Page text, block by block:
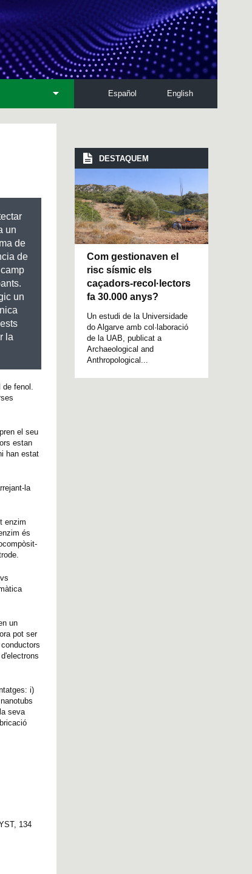
English
Español
un
de
de
un
la
de fenol.
el seu
estan
han estat
la
enzim
és
un
pot ser
i)
seva
134
DESTAQUEM
Com gestionaven el
risc sísmic els
caçadors-recol·lectors
fa 30.000 anys?
Un estudi de la Universidade
do Algarve amb col·laboració
de la UAB, publicat a
Archaeological and
Anthropological...